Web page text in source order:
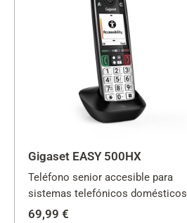
Gigaset EASY 500HX
Teléfono senior accesible para
sistemas telefónicos domésticos
69,99 €